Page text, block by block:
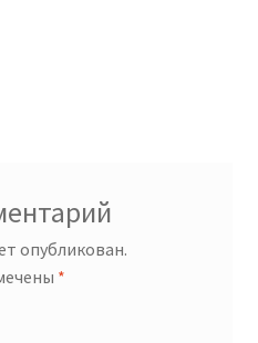
опубликован.
*